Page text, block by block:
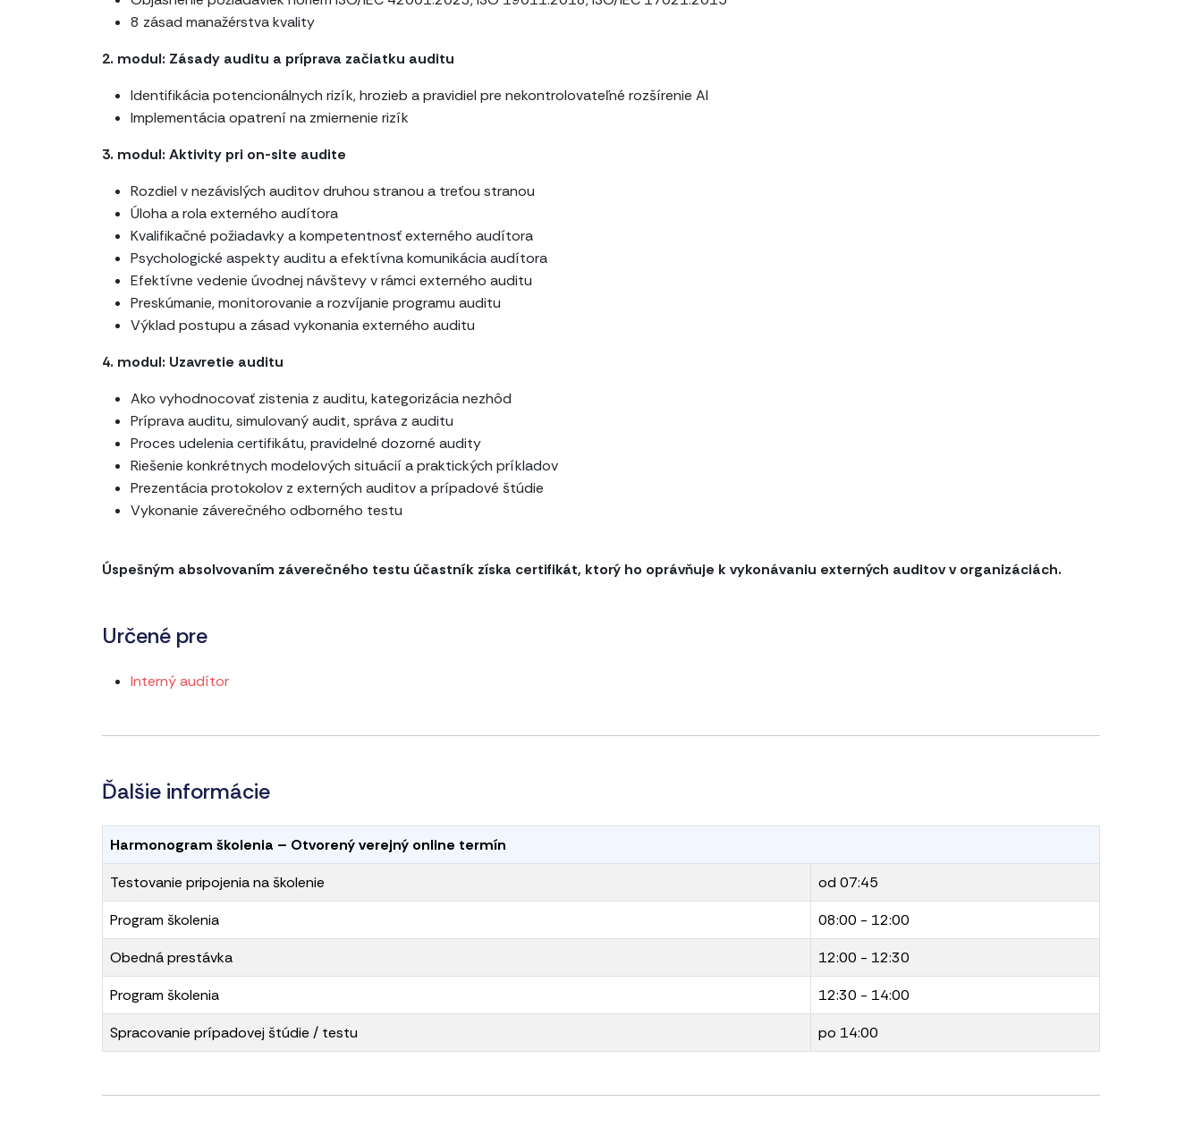
8 zásad manažérstva kvality
2. modul: Zásady auditu a príprava začiatku auditu
Identifikácia potencionálnych rizík, hrozieb a pravidiel pre nekontrolovateľné rozšírenie AI
Implementácia opatrení na zmiernenie rizík
3. modul: Aktivity pri on-site audite
Rozdiel v nezávislých auditov druhou stranou a treťou stranou
Úloha a rola externého audítora
Kvalifikačné požiadavky a kompetentnosť externého audítora
Psychologické aspekty auditu a efektívna komunikácia audítora
Efektívne vedenie úvodnej návštevy v rámci externého auditu
Preskúmanie, monitorovanie a rozvíjanie programu auditu
Výklad postupu a zásad vykonania externého auditu
4. modul: Uzavretie auditu
Ako vyhodnocovať zistenia z auditu, kategorizácia nezhôd
Príprava auditu, simulovaný audit, správa z auditu
Proces udelenia certifikátu, pravidelné dozorné audity
Riešenie konkrétnych modelových situácií a praktických príkladov
Prezentácia protokolov z externých auditov a prípadové štúdie
Vykonanie záverečného odborného testu
Úspešným absolvovaním záverečného testu účastník získa certifikát, ktorý ho oprávňuje k vykonávaniu externých auditov v organizáciách.
Určené pre
Interný audítor
Ďalšie informácie
Harmonogram školenia – Otvorený verejný online termín
Testovanie pripojenia na školenie
od 07:45
Program školenia
08:00 - 12:00
Obedná prestávka
12:00 - 12:30
Program školenia
12:30 - 14:00
Spracovanie prípadovej štúdie / testu
po 14:00